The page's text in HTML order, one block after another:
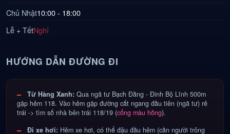
Chủ Nhật10:00 - 18:00
Lễ + TếtNghỉ
HƯỚNG DẪN ĐƯỜNG ĐI
Từ Hàng Xanh: Qua ngã tư Bạch Đằng - Đinh Bộ Lĩnh 500m
gặp hẻm 118. Vào hẻm gặp đường cắt ngang đầu tiên (ngã tư) rẻ
trái -> tìm số nhà bên trái 118/19 (cổng màu hồng).
Đi xe hơi: Hẻm xe hơi, có thể đậu đầu hẻm (cần người trông